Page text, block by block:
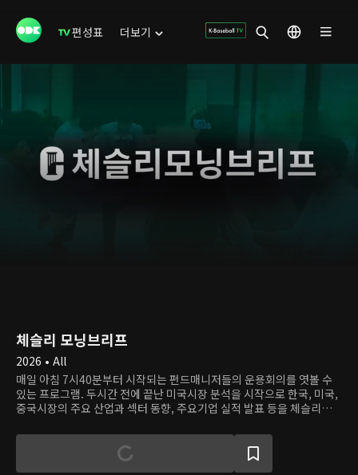
편성표 더보기
체슬리 모닝브리프
2026 • All
매일 아침 7시40분부터 시작되는 펀드매니저들의 운용회의를 엿볼 수
있는 프로그램. 두시간 전에 끝난 미국시장 분석을 시작으로 한국, 미국,
중국시장의 주요 산업과 섹터 동향, 주요기업 실적 발표 등을 체슬리투자
이 보여준다.